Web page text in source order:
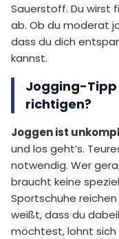
Sauerstoff. Du wirst
ab. Ob du moderat
dass du dich
kannst.
Jogging-Tipp
richtigen?
Joggen ist
und los geht’s.
notwendig. Wer
braucht keine
Sportschuhe
weißt, dass du
möchtest, lohnt sich